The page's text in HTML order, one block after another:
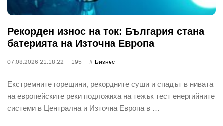
Рекорден износ на ток: България стана
батерията на Източна Европа
07.08.2026 21:18:22 195 Бизнес
Екстремните горещини, рекордните суши и спадът в нивата
на европейските реки подложиха на тежък тест енергийните
системи в Централна и Източна Европа в …